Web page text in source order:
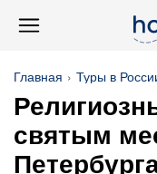
Главная Туры в
святым